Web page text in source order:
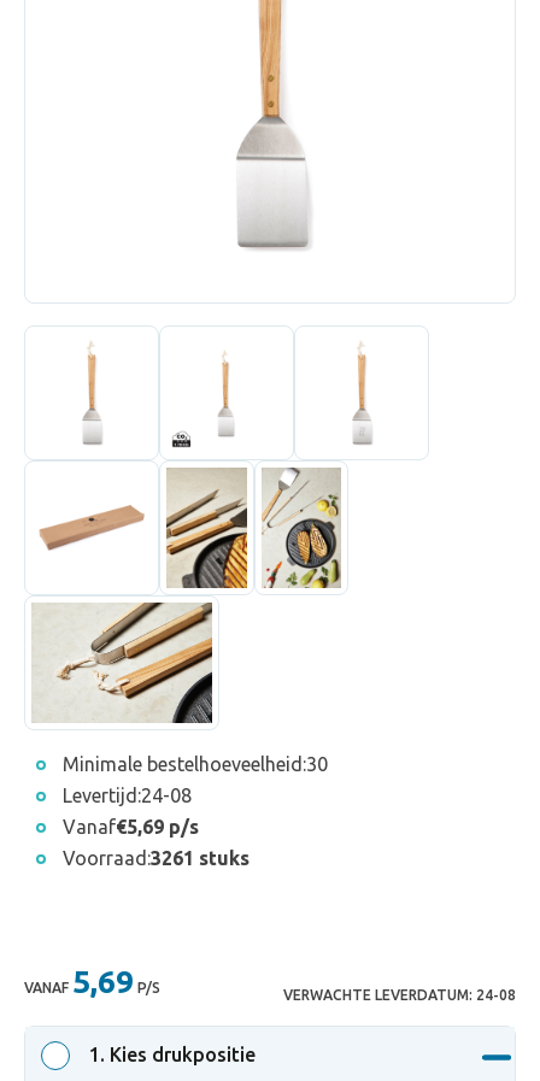
Minimale bestelhoeveelheid:30
Levertijd:24-08
Vanaf€5,69 p/s
Voorraad:3261 stuks
VANAF 5,69 P/S VERWACHTE LEVERDATUM: 24-08
1 . Kies drukpositie